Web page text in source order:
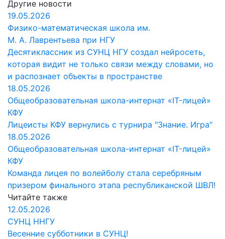
Другие новости
19.05.2026
Физико-математическая школа им.
М. А. Лаврентьева при НГУ
Десятиклассник из СУНЦ НГУ создал нейросеть,
которая видит не только связи между словами, но
и распознает объекты в пространстве
18.05.2026
Общеобразовательная школа-интернат «IT-лицей»
КФУ
Лицеисты КФУ вернулись с турнира "Знание. Игра"
18.05.2026
Общеобразовательная школа-интернат «IT-лицей»
КФУ
Команда лицея по волейболу стала серебряным
призером финального этапа республиканской ШВЛ!
Читайте также
12.05.2026
СУНЦ ННГУ
Весенние субботники в СУНЦ!